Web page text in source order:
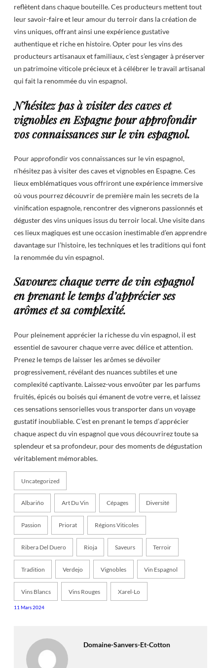
reflètent dans chaque bouteille. Ces producteurs mettent tout
leur savoir-faire et leur amour du terroir dans la création de
vins uniques, offrant ainsi une expérience gustative
authentique et riche en histoire. Opter pour les vins des
producteurs artisanaux et familiaux, c’est s’engager à préserver
un patrimoine viticole précieux et à célébrer le travail artisanal
qui fait la renommée du vin espagnol.
N’hésitez pas à visiter des caves et
vignobles en Espagne pour approfondir
vos connaissances sur le vin espagnol.
Pour approfondir vos connaissances sur le vin espagnol,
n’hésitez pas à visiter des caves et vignobles en Espagne. Ces
lieux emblématiques vous offriront une expérience immersive
où vous pourrez découvrir de première main les secrets de la
vinification espagnole, rencontrer des vignerons passionnés et
déguster des vins uniques issus du terroir local. Une visite dans
ces lieux magiques est une occasion inestimable d’en apprendre
davantage sur l’histoire, les techniques et les traditions qui font
la renommée du vin espagnol.
Savourez chaque verre de vin espagnol
en prenant le temps d’apprécier ses
arômes et sa complexité.
Pour pleinement apprécier la richesse du vin espagnol, il est
essentiel de savourer chaque verre avec délice et attention.
Prenez le temps de laisser les arômes se dévoiler
progressivement, révélant des nuances subtiles et une
complexité captivante. Laissez-vous envoûter par les parfums
fruités, épicés ou boisés qui émanent de votre verre, et laissez
ces sensations sensorielles vous transporter dans un voyage
gustatif inoubliable. C’est en prenant le temps d’apprécier
chaque aspect du vin espagnol que vous découvrirez toute sa
splendeur et sa profondeur, pour des moments de dégustation
véritablement mémorables.
Uncategorized
Albariño Art Du Vin Cépages Diversité
Passion Priorat Régions Viticoles
Ribera Del Duero Rioja Saveurs Terroir
Tradition Verdejo Vignobles Vin Espagnol
Vins Blancs Vins Rouges Xarel-Lo
11 Mars 2024
Domaine-Sanvers-Et-Cotton